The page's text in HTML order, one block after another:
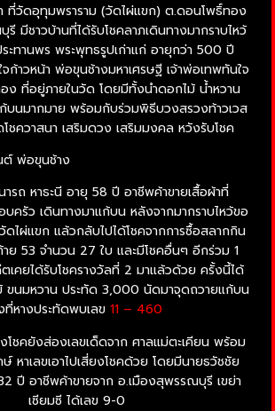
ที่วัดอุทุมพราราม (วัดไผ่แขก) ต.ดอนโพธิ์ทอง
มีชาวบ้านที่ได้รับโชคลาภเดินทางมากราบไหว้
ะทานพร พระพุทธรูปเก่าแก่ อายุกว่า 500 ปี
ก้าวหน้า พ่อขุนช้างมหาเศรษฐี เจ้าพ่อเทพทันใจ
ง ที่อยู่ภายในวัด โดยมีทั้งนำดอกไม้ น้ำหวาน
บนมากมาย พร้อมกับร่วมพิธีบวงสรวงท้าวเวส
ชควาสนา เสริมดวง เสริมมงคล หวังรับโชค
รถ หาธะนี อายุ 58 ปี อาชีพค้าขายเสื้อผ้าที่
ครัว เดินทางมาแก้บน หลังจากมากราบไหว้ขอ
ไผ่แขก แล้วกลับไปได้โชคจากการซื้อสลากกิน
ย 53 จำนวน 27 ใบ และมีโชคอื่นๆ อีกร่วม 1
เคยได้รับโชครางวัลที่ 2 มาแล้วด้วย ครั้งนี้ได้
ขนมหวาน ประทัด 3,000 นัดมาจุดถวายแก้บน
ที่หางประทัดพบเลข 11 – 460
โชคยังส่องเลขเด็ดจาก ศาลแม่ตะเคียน พร้อม
หาเลขเอาไปเสี่ยงโชคด้วย โดยมีนายธวัชชัย
ปี อาชีพค้าขายจาก อ.เมืองสุพรรณบุรี เขย่า
เซียมซี ได้เลข 9-0